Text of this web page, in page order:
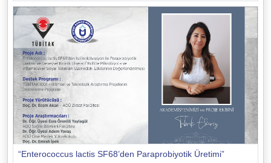
“Enterococcus lactis SF68’den Paraprobiyotik Üretimi”